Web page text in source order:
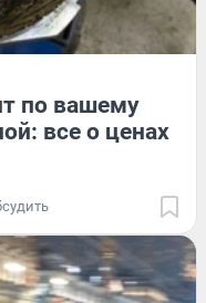
по вашему
все о ценах